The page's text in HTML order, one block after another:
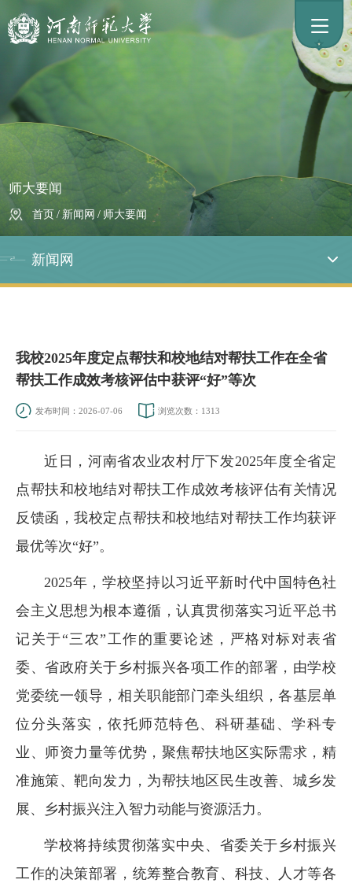
师大要闻
首页 / 新闻网 / 师大要闻
新闻网
我校2025年度定点帮扶和校地结对帮扶工作在全省
帮扶工作成效考核评估中获评“好”等次
发布时间：2026-07-06 浏览次数： 1313
近日，河南省农业农村厅下发2025年度全省定
点帮扶和校地结对帮扶工作成效考核评估有关情况
反馈函，我校定点帮扶和校地结对帮扶工作均获评
最优等次“好”。
2025年，学校坚持以习近平新时代中国特色社
会主义思想为根本遵循，认真贯彻落实习近平总书
记关于“三农”工作的重要论述，严格对标对表省
委、省政府关于乡村振兴各项工作的部署，由学校
党委统一领导，相关职能部门牵头组织，各基层单
位分头落实，依托师范特色、科研基础、学科专
业、师资力量等优势，聚焦帮扶地区实际需求，精
准施策、靶向发力，为帮扶地区民生改善、城乡发
展、乡村振兴注入智力动能与资源活力。
学校将持续贯彻落实中央、省委关于乡村振兴
工作的决策部署，统筹整合教育、科技、人才等各